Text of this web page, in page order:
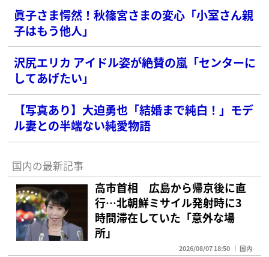
眞子さま愕然！秋篠宮さまの変心「小室さん親
子はもう他人」
沢尻エリカ アイドル姿が絶賛の嵐「センターに
してあげたい」
【写真あり】大迫勇也「結婚まで純白！」モデ
ル妻との半端ない純愛物語
国内の最新記事
高市首相 広島から帰京後に直
行…北朝鮮ミサイル発射時に3
時間滞在していた「意外な場
所」
2026/08/07 18:50 国内